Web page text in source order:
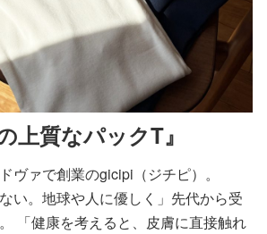
上質なパックT』
ヴァで創業のgicipi（ジチピ）。
い。地球や人に優しく」先代から受
「健康を考えると、皮膚に直接触れ